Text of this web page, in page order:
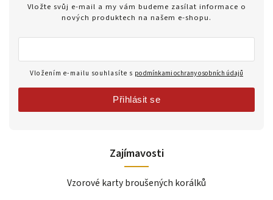
Zajímavosti
Vzorové karty broušených korálků
Vložte svůj e-mail a my vám budeme zasílat informace o
nových produktech na našem e-shopu.
Vložením e-mailu souhlasíte s podmínkami ochrany osobních údajů
Přihlásit se